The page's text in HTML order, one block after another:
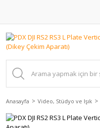
Anasayfa Video, Stüdyo ve Işık